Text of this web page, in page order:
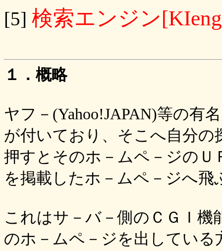
[5] 検索エンジン
１．概略
ヤフ－(Yahoo!JAPAN)等の有
が付いており、そこへ自分
押すとそのホ－ムペ－ジのＵ
を掲載したホ－ムペ－ジへ
これはサ－バ－側のＣＧＩ
のホ－ムペ－ジを出してい